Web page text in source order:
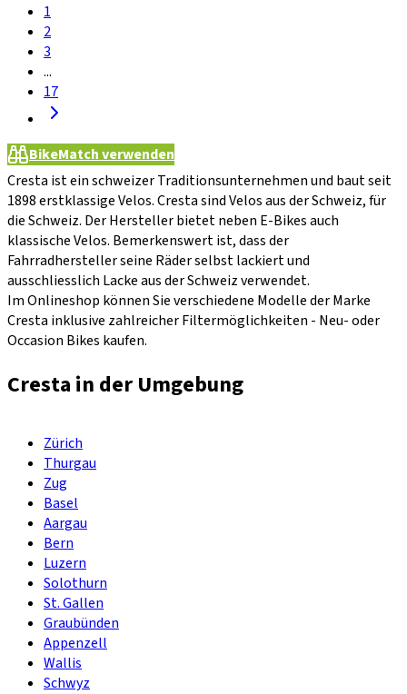
1
2
3
...
17
BikeMatch verwenden
Cresta ist ein schweizer Traditionsunternehmen und baut seit
1898 erstklassige Velos. Cresta sind Velos aus der Schweiz, für
die Schweiz. Der Hersteller bietet neben E-Bikes auch
klassische Velos. Bemerkenswert ist, dass der
Fahrradhersteller seine Räder selbst lackiert und
ausschliesslich Lacke aus der Schweiz verwendet.
Im Onlineshop können Sie verschiedene Modelle der Marke
Cresta inklusive zahlreicher Filtermöglichkeiten - Neu- oder
Occasion Bikes kaufen.
Cresta in der Umgebung
Zürich
Thurgau
Zug
Basel
Aargau
Bern
Luzern
Solothurn
St. Gallen
Graubünden
Appenzell
Wallis
Schwyz